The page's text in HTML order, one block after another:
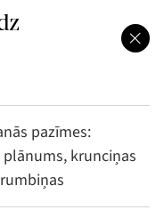
pazīmes:
krunciņas